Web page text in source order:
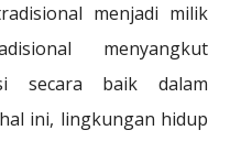
menjadi milik
menyangkut
secara baik dalam
ini, lingkungan hidup